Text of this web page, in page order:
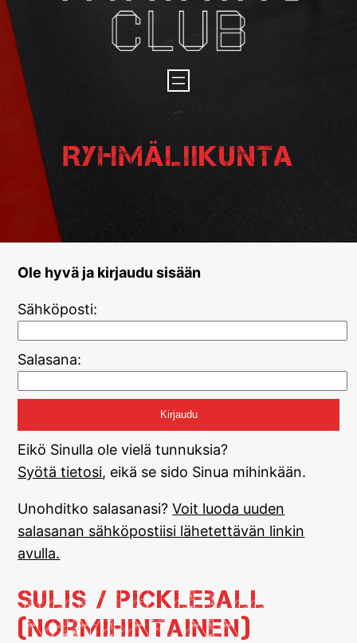
Ryhmäliikunta
Ole hyvä ja kirjaudu sisään
Sähköposti:
Salasana:
Eikö Sinulla ole vielä tunnuksia?
Syötä tietosi, eikä se sido Sinua mihinkään.
Unohditko salasanasi?Voit luoda uuden
salasanan sähköpostiisi lähetettävän linkin
avulla.
Sulis / Pickleball
(normihintainen)